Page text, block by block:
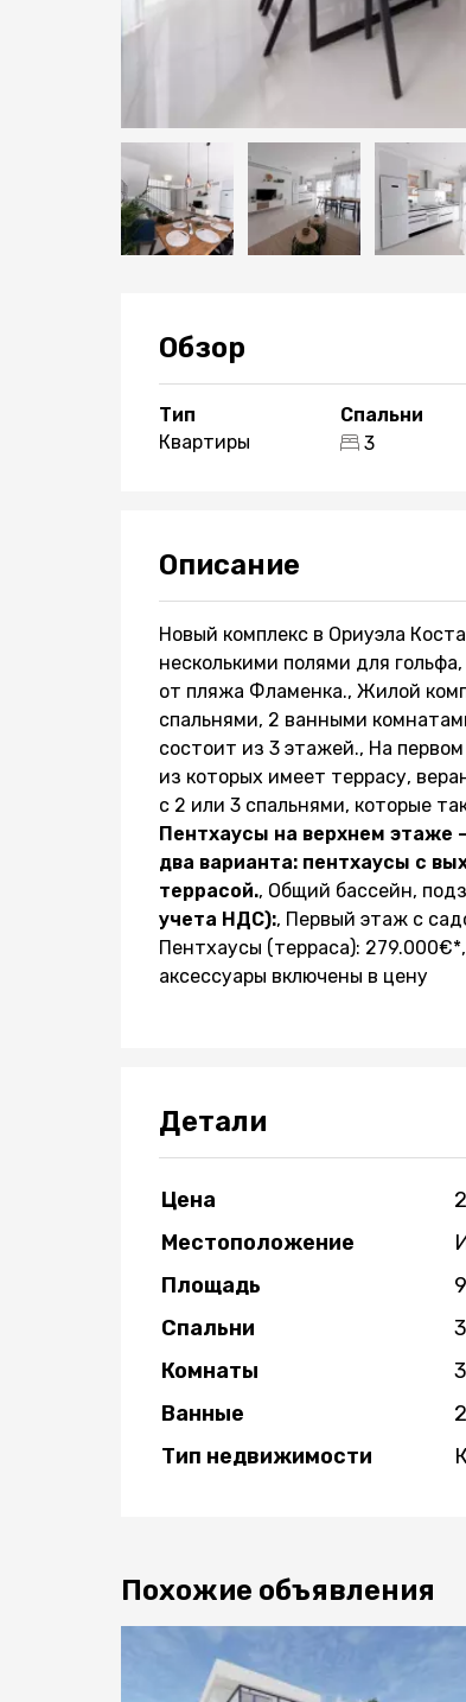
Обзор
Тип
Квартиры
Спальни
3
Описание
Новый комплекс в Ориуэла
несколькими полями для
от пляжа Фламенка., Жилой
спальнями, 2 ванными
состоит из 3 этажей., На
из которых имеет террасу,
с 2 или 3 спальнями, которые
Пентхаусы на верхнем этаже
два варианта: пентхаусы с
террасой., Общий бассейн,
учета НДС):, Первый этаж с
Пентхаусы (терраса):
аксессуары включены в цену
Детали
Цена
Местоположение
Площадь
Спальни
3
Комнаты
3
Ванные
2
Тип недвижимости
Похожие объявления